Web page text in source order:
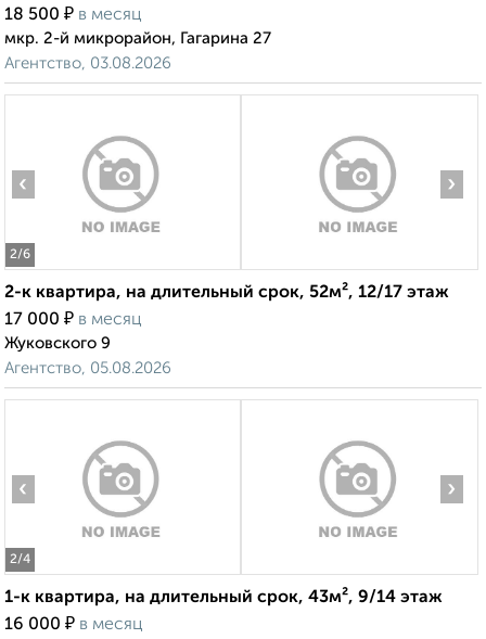
18 500 ₽ в месяц
мкр. 2-й микрорайон, Гагарина 27
Агентство, 03.08.2026
2/6
‹ ›
2-к квартира, на длительный срок, 52м², 12/17 этаж
17 000 ₽ в месяц
Жуковского 9
Агентство, 05.08.2026
2/4
‹ ›
1-к квартира, на длительный срок, 43м², 9/14 этаж
16 000 ₽ в месяц